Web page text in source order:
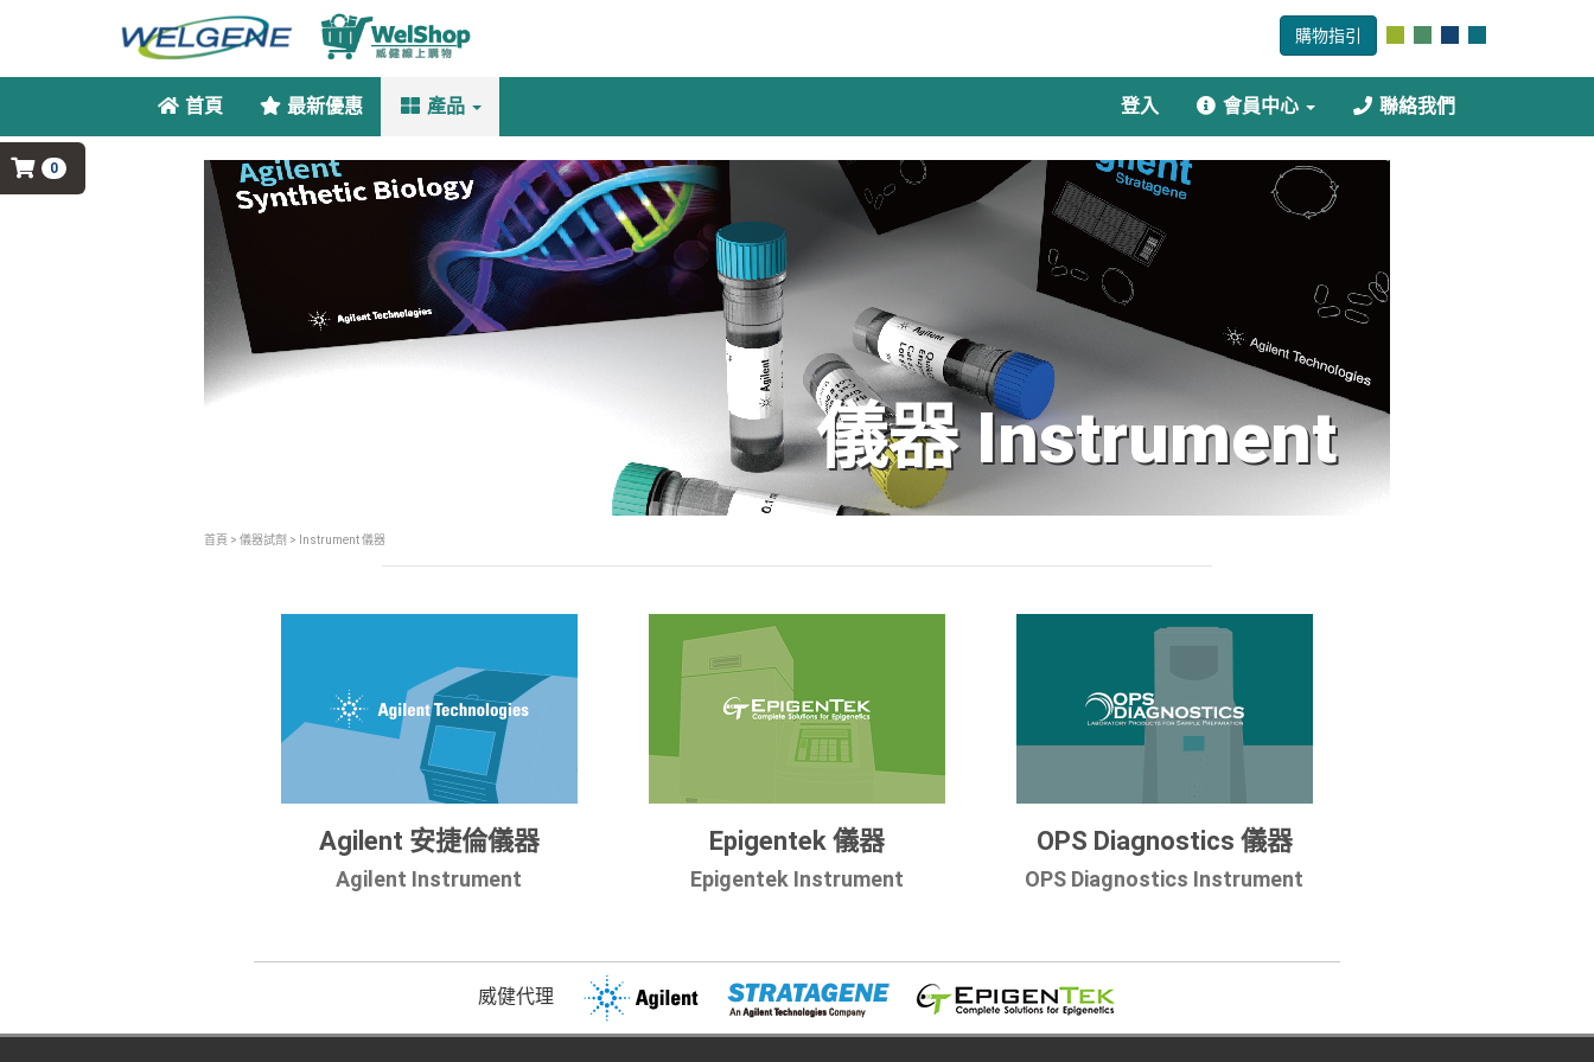
0
購物指引
首頁 最新優惠 產品 登入 會員中心 聯絡我們
儀器 Instrument
首頁 > 儀器試劑 > Instrument 儀器
Agilent 安捷倫儀器
Agilent Instrument
Epigentek 儀器
Epigentek Instrument
OPS Diagnostics 儀器
OPS Diagnostics Instrument
威健代理